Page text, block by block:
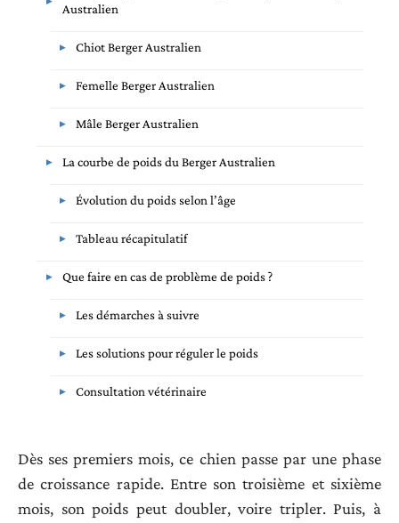
Australien
Chiot Berger Australien
Femelle Berger Australien
Mâle Berger Australien
La courbe de poids du Berger Australien
Évolution du poids selon l’âge
Tableau récapitulatif
Que faire en cas de problème de poids ?
Les démarches à suivre
Les solutions pour réguler le poids
Consultation vétérinaire
Dès ses premiers mois, ce chien passe par une phase
de croissance rapide. Entre son troisième et sixième
mois, son poids peut doubler, voire tripler. Puis, à